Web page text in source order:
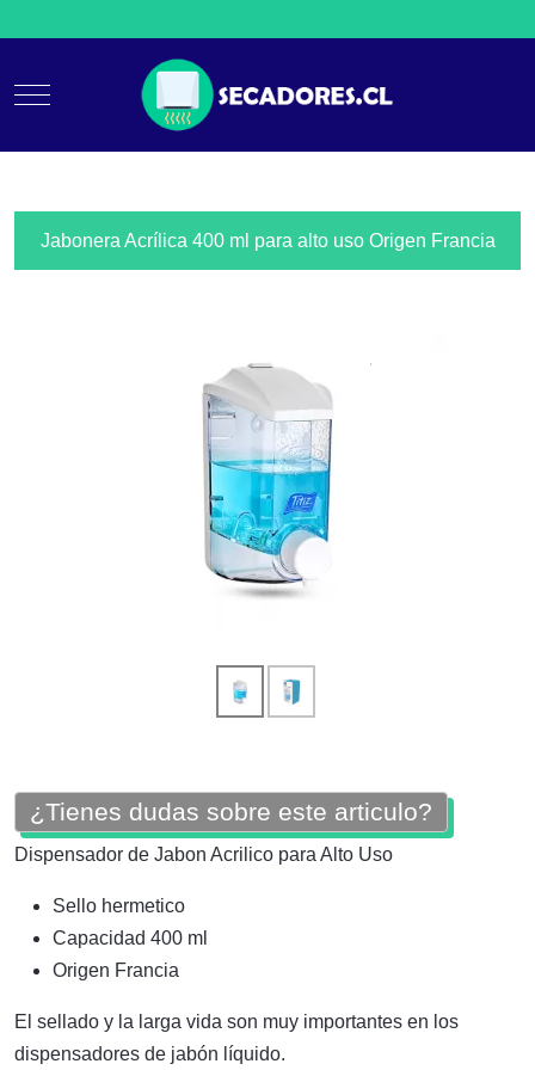
Mobile Menu Toggle
Jabonera Acrílica 400 ml para alto uso Origen Francia
¿Tienes dudas sobre este articulo?
Dispensador de Jabon Acrilico para Alto Uso
Sello hermetico
Capacidad 400 ml
Origen Francia
El sellado y la larga vida son muy importantes en los
dispensadores de jabón líquido.